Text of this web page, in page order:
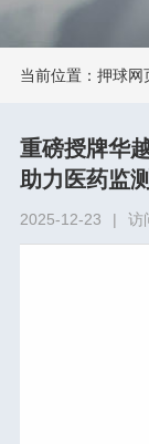
当前位置： 押球网
重磅授牌华
助力医药监
2025-12-23 | 访